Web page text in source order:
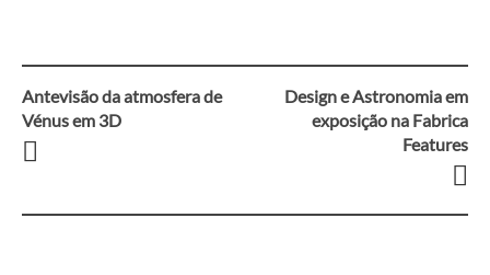
Navegação
entre
Antevisão da atmosfera de
Vénus em 3D
Design e Astronomia em
exposição na Fabrica
Features